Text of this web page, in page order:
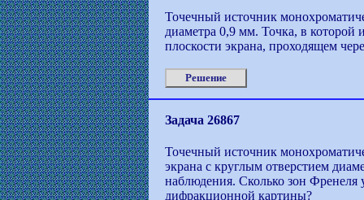
Точечный источник
диаметра 0,9 мм. Точка, в которой
плоскости экрана, проходящем
Решение
Задача 26867
Точечный источник
экрана с круглым отверстием
наблюдения. Сколько зон Френеля
дифракционной картины?